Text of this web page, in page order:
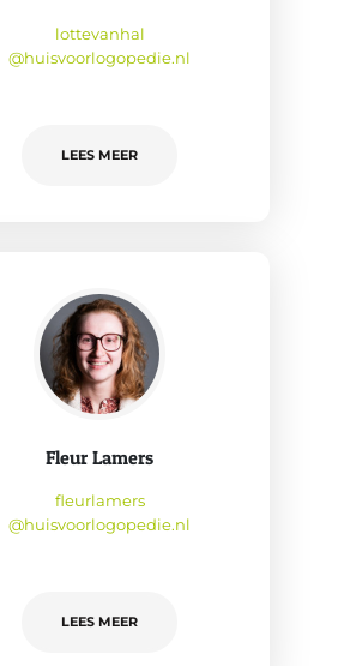
lottevanhal
@huisvoorlogopedie.nl
LEES MEER
Fleur Lamers
fleurlamers
@huisvoorlogopedie.nl
LEES MEER